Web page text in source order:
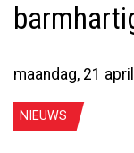
maandag, 21
NIEUWS